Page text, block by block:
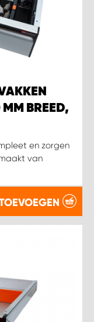
BREED,
en zorgen
van